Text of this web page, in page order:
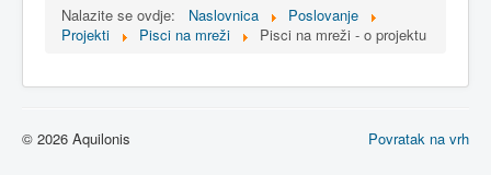
Nalazite se ovdje: Naslovnica
Poslovanje
Projekti
Pisci na mreži Pisci na mreži - o projektu
Povratak na vrh
© 2026 Aquilonis